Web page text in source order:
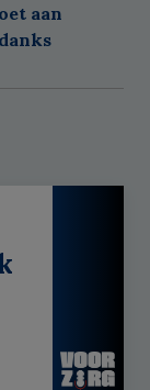
aan